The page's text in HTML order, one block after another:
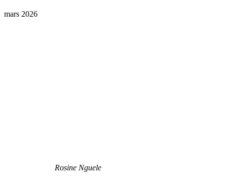
mars 2026
Rosine Nguele